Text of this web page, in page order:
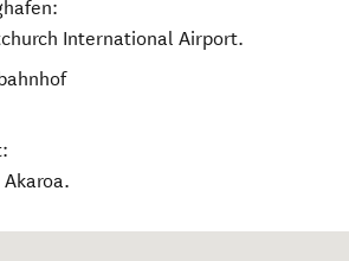
International Airport.